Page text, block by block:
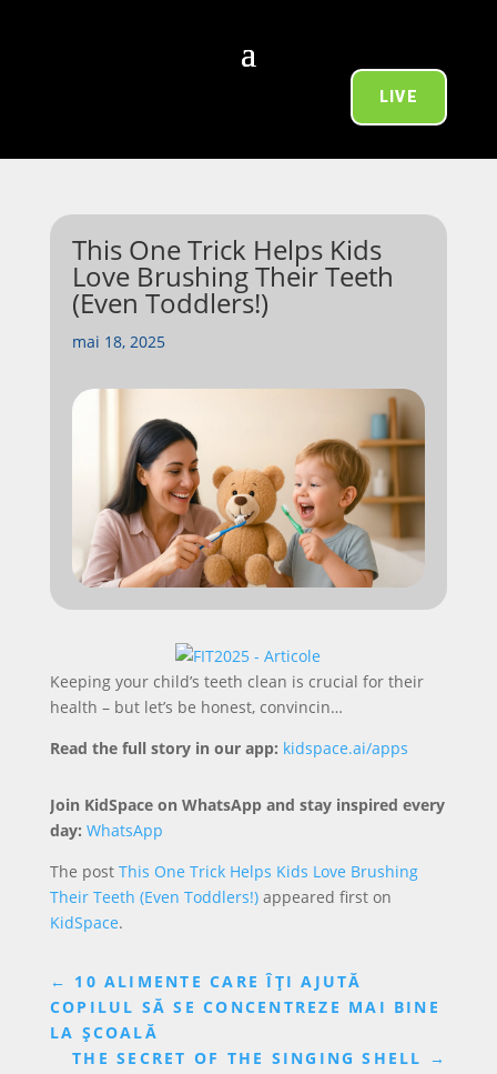
LIVE
This One Trick Helps Kids
Love Brushing Their Teeth
(Even Toddlers!)
mai 18, 2025
Keeping your child’s teeth clean is crucial for their
health – but let’s be honest, convincin…
Read the full story in our app: kidspace.ai/apps
Join KidSpace on WhatsApp and stay inspired every
day: WhatsApp
The post This One Trick Helps Kids Love Brushing
Their Teeth (Even Toddlers!)appeared first on
KidSpace.
← 10 ALIMENTE CARE ÎȚI AJUTĂ
COPILUL SĂ SE CONCENTREZE MAI BINE
LA ȘCOALĂ
THE SECRET OF THE SINGING SHELL →